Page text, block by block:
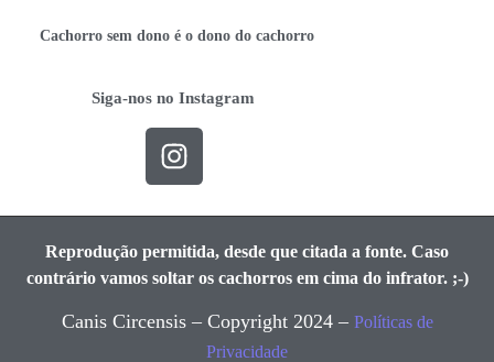
Cachorro sem dono é o dono do cachorro
Siga-nos no Instagram
Reprodução permitida, desde que citada a fonte. Caso
contrário vamos soltar os cachorros em cima do infrator. ;-)
Canis Circensis – Copyright 2024 – Políticas de
Privacidade